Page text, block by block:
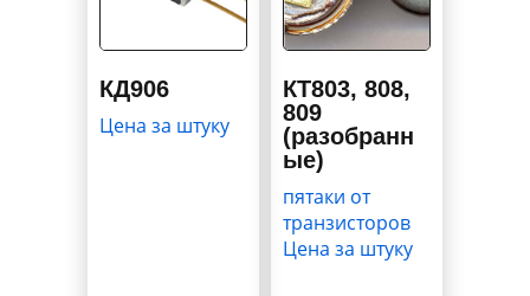
КД906
Цена за штуку
КТ803, 808,
809
(разобранн
ые)
пятаки от
транзисторов
Цена за штуку